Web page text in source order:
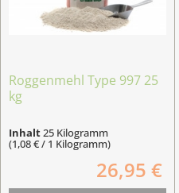
Roggenmehl Type 997 25
kg
Inhalt25 Kilogramm
(1,08 € / 1 Kilogramm)
26,95 €